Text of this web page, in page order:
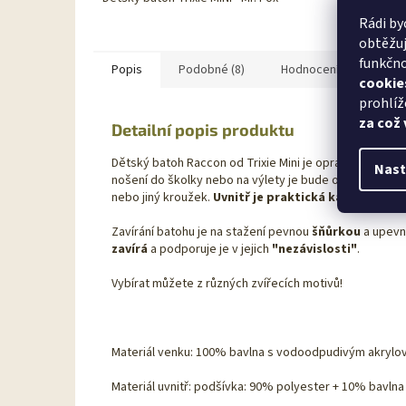
Rádi
za což
Popis Podobné (8) Hodnocení
Detailní popis produktu
Dětský batoh Raccon od Trixie Mini je opravdu
nošení do školky nebo na výlety je bude opravdu
nebo jiný kroužek. Uvnitř je praktická kapsa.
Zavírání batohu je na stažení pevnou šňůrkou a
zavírá a podporuje je v jejich "nezávislosti".
Vybírat můžete z různých zvířecích motivů!
Materiál venku: 100% bavlna s vodoodpudivým
Materiál uvnitř: podšívka: 90% polyester + 10% bavlna